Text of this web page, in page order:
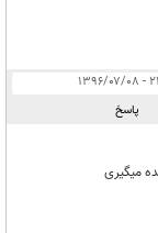
۰۸
پاسخ
میگیری